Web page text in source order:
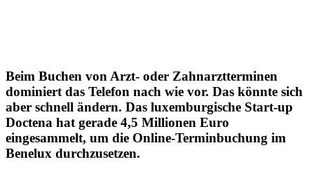
Beim Buchen von Arzt- oder Zahnarztterminen
dominiert das Telefon nach wie vor. Das könnte sich
aber schnell ändern. Das luxemburgische Start-up
Doctena hat gerade 4,5 Millionen Euro
eingesammelt, um die Online-Terminbuchung im
Benelux durchzusetzen.